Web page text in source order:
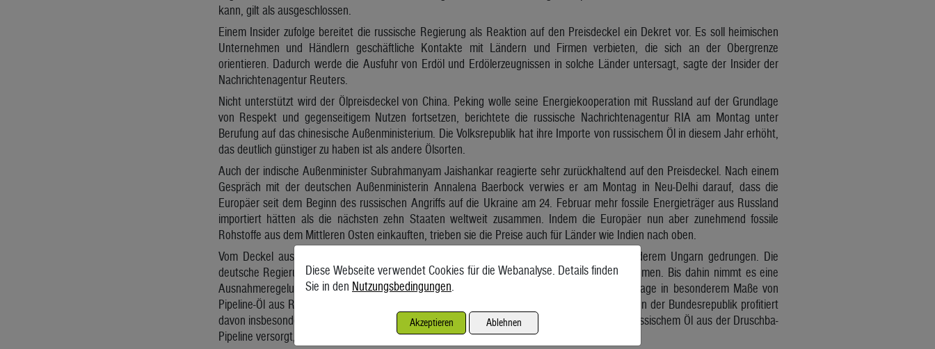
kann, gilt als ausgeschlossen.
Einem Insider zufolge bereitet die russische Regierung als Reaktion auf den Preisdeckel ein Dekret vor. Es soll heimischen
Unternehmen und Händlern geschäftliche Kontakte mit Ländern und Firmen verbieten, die sich an der Obergrenze
orientieren. Dadurch werde die Ausfuhr von Erdöl und Erdölerzeugnissen in solche Länder untersagt, sagte der Insider der
Nachrichtenagentur Reuters.
Nicht unterstützt wird der Ölpreisdeckel von China. Peking wolle seine Energiekooperation mit Russland auf der Grundlage
von Respekt und gegenseitigem Nutzen fortsetzen, berichtete die russische Nachrichtenagentur RIA am Montag unter
Berufung auf das chinesische Außenministerium. Die Volksrepublik hat ihre Importe von russischem Öl in diesem Jahr erhöht,
das deutlich günstiger zu haben ist als andere Ölsorten.
Auch der indische Außenminister Subrahmanyam Jaishankar reagierte sehr zurückhaltend auf den Preisdeckel. Nach einem
Gespräch mit der deutschen Außenministerin Annalena Baerbock verwies er am Montag in Neu-Delhi darauf, dass die
Europäer seit dem Beginn des russischen Angriffs auf die Ukraine am 24. Februar mehr fossile Energieträger aus Russland
importiert hätten als die nächsten zehn Staaten weltweit zusammen. Indem die Europäer nun aber zunehmend fossile
Rohstoffe aus dem Mittleren Osten einkauften, trieben sie die Preise auch für Länder wie Indien nach oben.
Vom Deckel ausgenommen ist Pipeline-Öl, das nach Europa fließt. Darauf hatte unter anderem Ungarn gedrungen. Die
deutsche Regierung will ab 2023 aber auch auf diesem Weg kein russisches Öl mehr abnehmen. Bis dahin nimmt es eine
Ausnahmeregelung in Anspruch, die für EU-Staaten gilt, die aufgrund ihrer geografischen Lage in besonderem Maße von
Pipeline-Öl aus Russland abhängig waren und die Importe nicht so schnell ersetzen können. In der Bundesrepublik profitiert
davon insbesondere die PCK-Raffinerie im brandenburgischen Schwedt. Sie wird bisher mit russischem Öl aus der Druschba-
Pipeline versorgt, das nun ersetzt werden muss.
Diese Webseite verwendet Cookies für die Webanalyse. Details finden
Sie in den Nutzungsbedingungen.
Akzeptieren Ablehnen